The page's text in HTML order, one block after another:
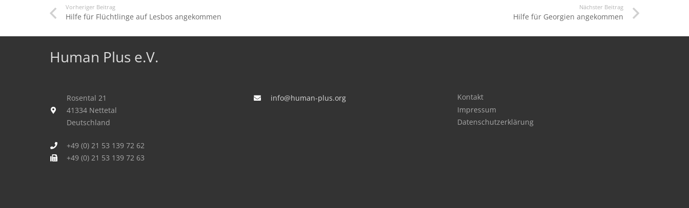
Vorheriger Beitrag
Hilfe für Flüchtlinge auf Lesbos angekommen
Nächster Beitrag
Hilfe für Georgien angekommen
Human Plus e.V.
Rosental 21
41334 Nettetal
Deutschland
+49 (0) 21 53 139 72 62
+49 (0) 21 53 139 72 63
info@human-plus.org
Kontakt
Impressum
Datenschutzerklärung